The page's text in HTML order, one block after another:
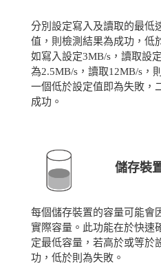
分別設定寫入及讀取的最低
值，則檢測結果為成功，低
如寫入設定3MB/s，讀取設
為2.5MB/s，讀取12MB/s，
一個低於設定值即為失敗，
成功。
儲存裝
每個儲存裝置的容量可能會
實際容量。此功能在於快速
定最低容量，若高於或等於
功，低於則為失敗。